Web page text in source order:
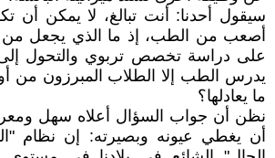
سيقول أحدنا: أنت تبالغ، لا يمكن أن
أصعب من الطب، إذ ما الذي يجعل من
على دراسة تخصص تربوي والتحول
يدرس الطب إلا الطلاب المبرزون من
ما يعادلها؟
نظن أن جواب السؤال أعلاه سهل
أن يغطي عيونه وبصيرته: إن نظام